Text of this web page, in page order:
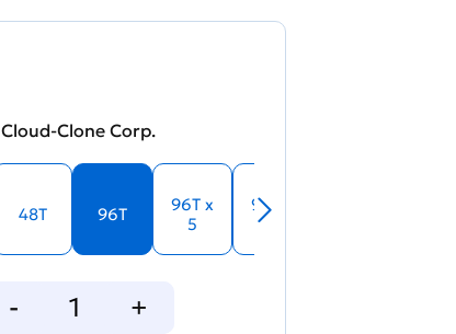
Cloud-Clone Corp.
48T 96T
96T x
5
96T x
10